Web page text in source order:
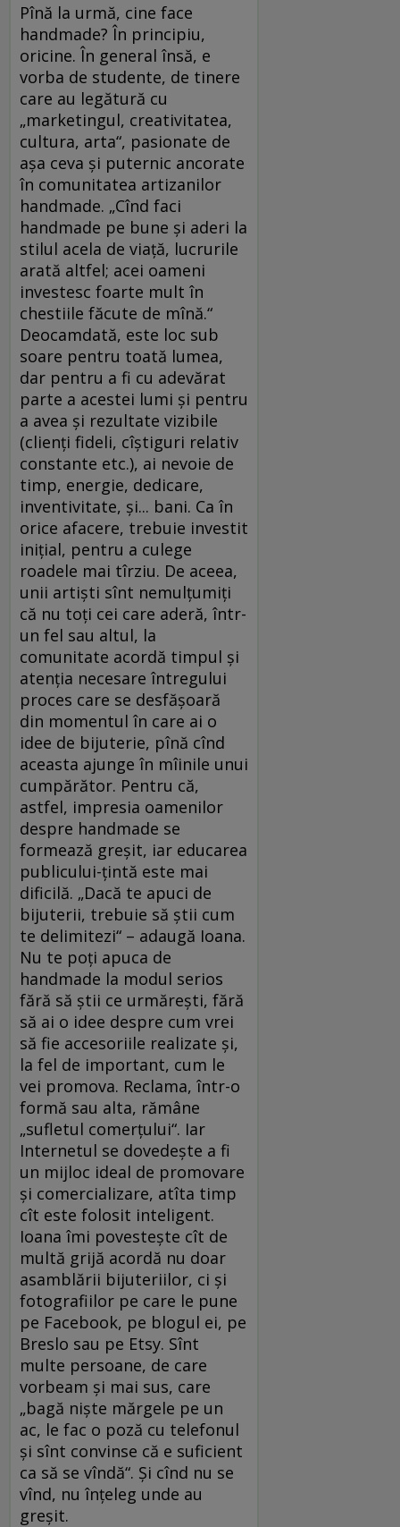
Pînă la urmă, cine face
handmade? În principiu,
oricine. În general însă, e
vorba de studente, de tinere
care au legătură cu
„marketingul, creativitatea,
cultura, arta“, pasionate de
aşa ceva şi puternic ancorate
în comunitatea artizanilor
handmade. „Cînd faci
handmade pe bune şi aderi la
stilul acela de viaţă, lucrurile
arată altfel; acei oameni
investesc foarte mult în
chestiile făcute de mînă.“
Deocamdată, este loc sub
soare pentru toată lumea,
dar pentru a fi cu adevărat
parte a acestei lumi şi pentru
a avea şi rezultate vizibile
(clienţi fideli, cîştiguri relativ
constante etc.), ai nevoie de
timp, energie, dedicare,
inventivitate, şi... bani. Ca în
orice afacere, trebuie investit
iniţial, pentru a culege
roadele mai tîrziu. De aceea,
unii artişti sînt nemulţumiţi
că nu toţi cei care aderă, într-
un fel sau altul, la
comunitate acordă timpul şi
atenţia necesare întregului
proces care se desfăşoară
din momentul în care ai o
idee de bijuterie, pînă cînd
aceasta ajunge în mîinile unui
cumpărător. Pentru că,
astfel, impresia oamenilor
despre handmade se
formează greşit, iar educarea
publicului-ţintă este mai
dificilă. „Dacă te apuci de
bijuterii, trebuie să ştii cum
te delimitezi“ – adaugă Ioana.
Nu te poţi apuca de
handmade la modul serios
fără să ştii ce urmăreşti, fără
să ai o idee despre cum vrei
să fie accesoriile realizate şi,
la fel de important, cum le
vei promova. Reclama, într-o
formă sau alta, rămâne
„sufletul comerţului“. Iar
Internetul se dovedeşte a fi
un mijloc ideal de promovare
şi comercializare, atîta timp
cît este folosit inteligent.
Ioana îmi povesteşte cît de
multă grijă acordă nu doar
asamblării bijuteriilor, ci şi
fotografiilor pe care le pune
pe Facebook, pe blogul ei, pe
Breslo sau pe Etsy. Sînt
multe persoane, de care
vorbeam şi mai sus, care
„bagă nişte mărgele pe un
ac, le fac o poză cu telefonul
şi sînt convinse că e suficient
ca să se vîndă“. Şi cînd nu se
vînd, nu înţeleg unde au
greşit.